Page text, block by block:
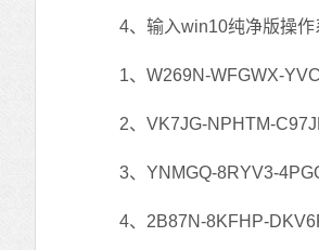
4、输入win10纯净版操作系
1、W269N-WFGWX-
2、VK7JG-NPHTM-
3、YNMGQ-8RYV3-
4、2B87N-8KFHP-